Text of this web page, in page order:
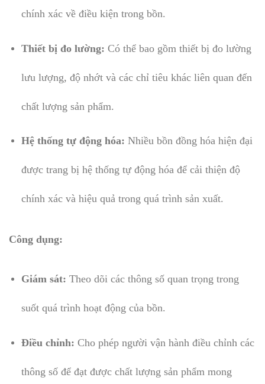
chính xác về điều kiện trong bồn.
Thiết bị đo lường: Có thể bao gồm thiết bị đo lường
lưu lượng, độ nhớt và các chỉ tiêu khác liên quan đến
chất lượng sản phẩm.
Hệ thống tự động hóa: Nhiều bồn đồng hóa hiện đại
được trang bị hệ thống tự động hóa để cải thiện độ
chính xác và hiệu quả trong quá trình sản xuất.
Công dụng:
Giám sát: Theo dõi các thông số quan trọng trong
suốt quá trình hoạt động của bồn.
Điều chỉnh: Cho phép người vận hành điều chỉnh các
thông số để đạt được chất lượng sản phẩm mong